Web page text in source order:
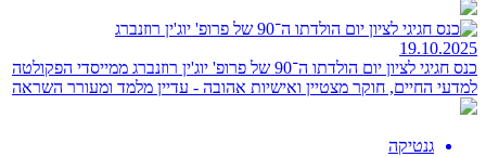
19.10.2025
כנס חגיגי לציון יום הולדתו ה־90 של פרופ' יוג'ין רוזנברג
ממייסדי הפקולטה
למדעי החיים, חוקר מצטיין ואישיות אהובה - עדיין מלמד ומעורר השראה
גנטיקה